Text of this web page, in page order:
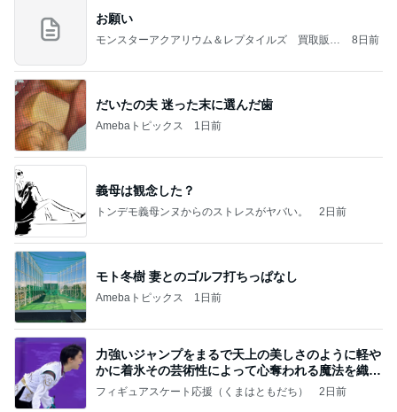
お願い
モンスターアクアリウム＆レプタイルズ 買取販売
8日前
だいたの夫 迷った末に選んだ歯
Amebaトピックス 1日前
義母は観念した？
トンデモ義母ンヌからのストレスがヤバい。 2日前
モト冬樹 妻とのゴルフ打ちっぱなし
Amebaトピックス 1日前
力強いジャンプをまるで天上の美しさのように軽や
かに着氷その芸術性によって心奪われる魔法を織り
なす
フィギュアスケート応援（くまはともだち） 2日前